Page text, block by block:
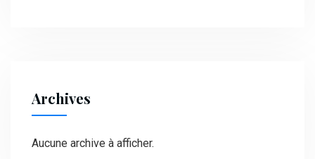
Archives
Aucune archive à afficher.